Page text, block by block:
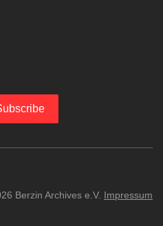
Berzin Archives e.V. Impressum